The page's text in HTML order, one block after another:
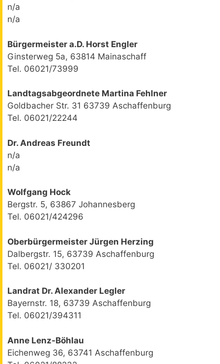
n/a
n/a
Bürgermeister a.D. Horst Engler
Ginsterweg 5a, 63814 Mainaschaff
Tel. 06021/73999
Landtagsabgeordnete Martina Fehlner
Goldbacher Str. 31 63739 Aschaffenburg
Tel. 06021/22244
Dr. Andreas Freundt
n/a
n/a
Wolfgang Hock
Bergstr. 5, 63867 Johannesberg
Tel. 06021/424296
Oberbürgermeister Jürgen Herzing
Dalbergstr. 15, 63739 Aschaffenburg
Tel. 06021/ 330201
Landrat Dr. Alexander Legler
Bayernstr. 18, 63739 Aschaffenburg
Tel. 06021/394311
Anne Lenz-Böhlau
Eichenweg 36, 63741 Aschaffenburg